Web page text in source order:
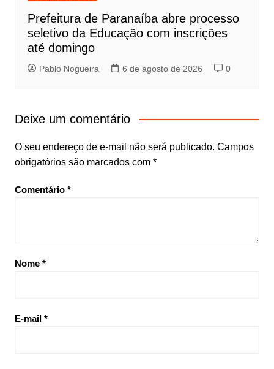
Prefeitura de Paranaíba abre processo
seletivo da Educação com inscrições
até domingo
Pablo Nogueira 6 de agosto de 2026 0
Deixe um comentário
O seu endereço de e-mail não será publicado. Campos
obrigatórios são marcados com *
Comentário *
Nome *
E-mail *